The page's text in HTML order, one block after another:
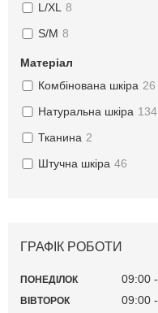
L/XL 8
S/M 8
Матеріал
Комбінована шкіра 26
Натуральна шкіра 134
Тканина 2
Штучна шкіра 46
ГРАФІК РОБОТИ
ПОНЕДІЛОК 09:00
ВІВТОРОК 09:00